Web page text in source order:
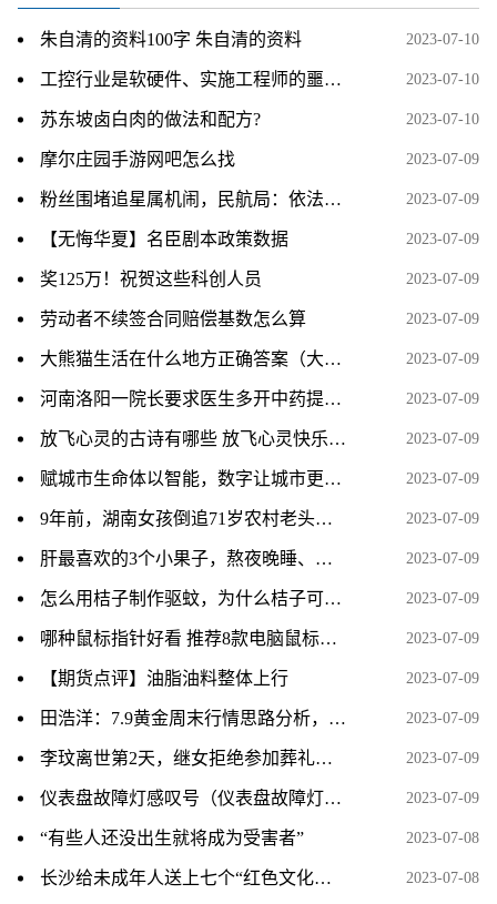
朱自清的资料100字 朱自清的资料 2023-07-10
工控行业是软硬件、实施工程师的噩梦？了解后您就知道为什么了！ 2023-07-10
苏东坡卤白肉的做法和配方? 2023-07-10
摩尔庄园手游网吧怎么找 2023-07-09
粉丝围堵追星属机闹，民航局：依法从严从快从重打击机闹 2023-07-09
【无悔华夏】名臣剧本政策数据 2023-07-09
奖125万！祝贺这些科创人员 2023-07-09
劳动者不续签合同赔偿基数怎么算 2023-07-09
大熊猫生活在什么地方正确答案（大熊猫生活在什么地方） 2023-07-09
河南洛阳一院长要求医生多开中药提升收入 已被停职调查 2023-07-09
放飞心灵的古诗有哪些 放飞心灵快乐成长有关的诗句 2023-07-09
赋城市生命体以智能，数字让城市更美好 2023-07-09
9年前，湖南女孩倒追71岁农村老头，结婚后生下一子，现状如何？ 2023-07-09
肝最喜欢的3个小果子，熬夜晚睡、用眼多、操心的人尤其需要 2023-07-09
怎么用桔子制作驱蚊，为什么桔子可以驱蚊 2023-07-09
哪种鼠标指针好看 推荐8款电脑鼠标指针 2023-07-09
【期货点评】油脂油料整体上行 2023-07-09
田浩洋：7.9黄金周末行情思路分析，持仓的朋友看过来 2023-07-09
李玟离世第2天，继女拒绝参加葬礼，被骂到连夜注销账号！ 2023-07-09
仪表盘故障灯感叹号（仪表盘故障灯感叹号是什么意思？） 2023-07-09
“有些人还没出生就将成为受害者” 2023-07-08
长沙给未成年人送上七个“红色文化套餐” 2023-07-08